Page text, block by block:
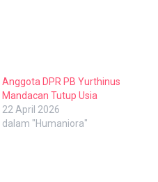
Anggota DPR PB Yurthinus
Mandacan Tutup Usia
22 April 2026
dalam "Humaniora"